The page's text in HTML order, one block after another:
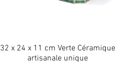
32 x 24 x 11 cm Verte Céramique
artisanale unique